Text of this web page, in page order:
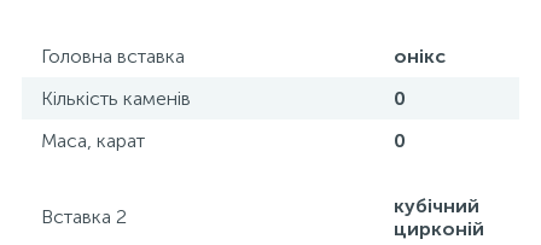
кольорів екраном
Головна вставка
онікс
Кількість каменів
0
Маса, карат
0
Вставка 2
кубічний
цирконій